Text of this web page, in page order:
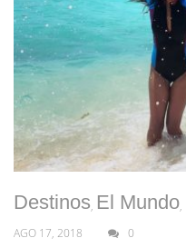
Destinos, El Mundo,
AGO 17, 2018 0